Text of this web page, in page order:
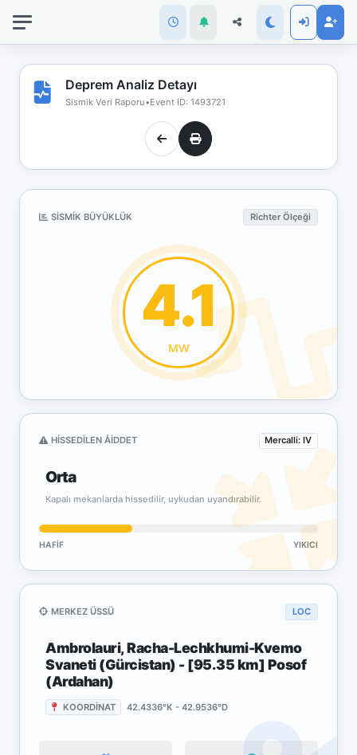
Deprem Analiz Detayı
Sismik Veri Raporu•Event ID: 1493721
SISMIK BÜYÜKLÜK Richter Ölçeği
4.1
MW
HISSEDILEN ÅIDDET Mercalli: IV
Orta
Kapalı mekanlarda hissedilir, uykudan uyandırabilir.
HAFIF YIKICI
MERKEZ ÜSSÜ LOC
Ambrolauri, Racha-Lechkhumi-Kvemo
Svaneti (Gürcistan) - [95.35 km] Posof
(Ardahan)
KOORDİNAT 42.4336°K - 42.9536°D
bağlantınız
koptu!
Çevrimdışı
moddasınız.